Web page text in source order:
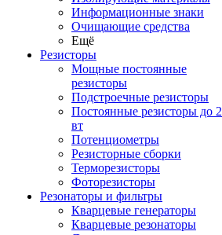
Информационные знаки
Очищающие средства
Ещё
Резисторы
Мощные постоянные
резисторы
Подстроечные резисторы
Постоянные резисторы до 2
вт
Потенциометры
Резисторные сборки
Терморезисторы
Фоторезисторы
Резонаторы и фильтры
Кварцевые генераторы
Кварцевые резонаторы